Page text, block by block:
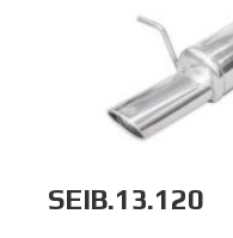
SEIB.13.120